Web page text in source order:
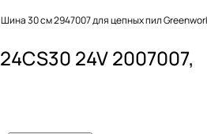
Шина 30 см 2947007 для цепных пил
24V 2007007,